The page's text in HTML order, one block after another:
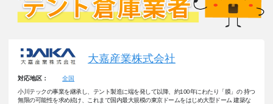
大嘉産業株式会社
小川テックの事業を継承し、テント製造に端を発して以降、約100年にわたり「膜」の 持つ
無限の可能性を求め続け、これまで国内最大規模の東京ドームをはじめ大型ドーム 建築な
対応地区： 全国